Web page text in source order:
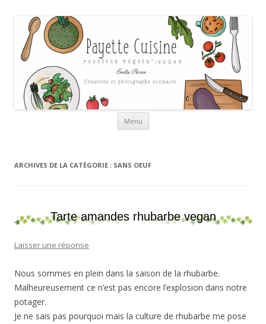
Payette cuisine
Menu Aller au contenu
ARCHIVES DE LA CATÉGORIE : SANS OEUF
Tarte amandes rhubarbe vegan
Laisser une réponse
Nous sommes en plein dans la saison de la rhubarbe.
Malheureusement ce n’est pas encore l’explosion dans notre
potager.
Je ne sais pas pourquoi mais la culture de rhubarbe me pose